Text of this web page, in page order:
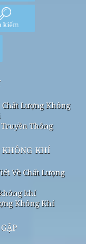
kiếm
Lượng Không
Truyền Thông
khí
Về Chất Lượng
khí
Không Khí